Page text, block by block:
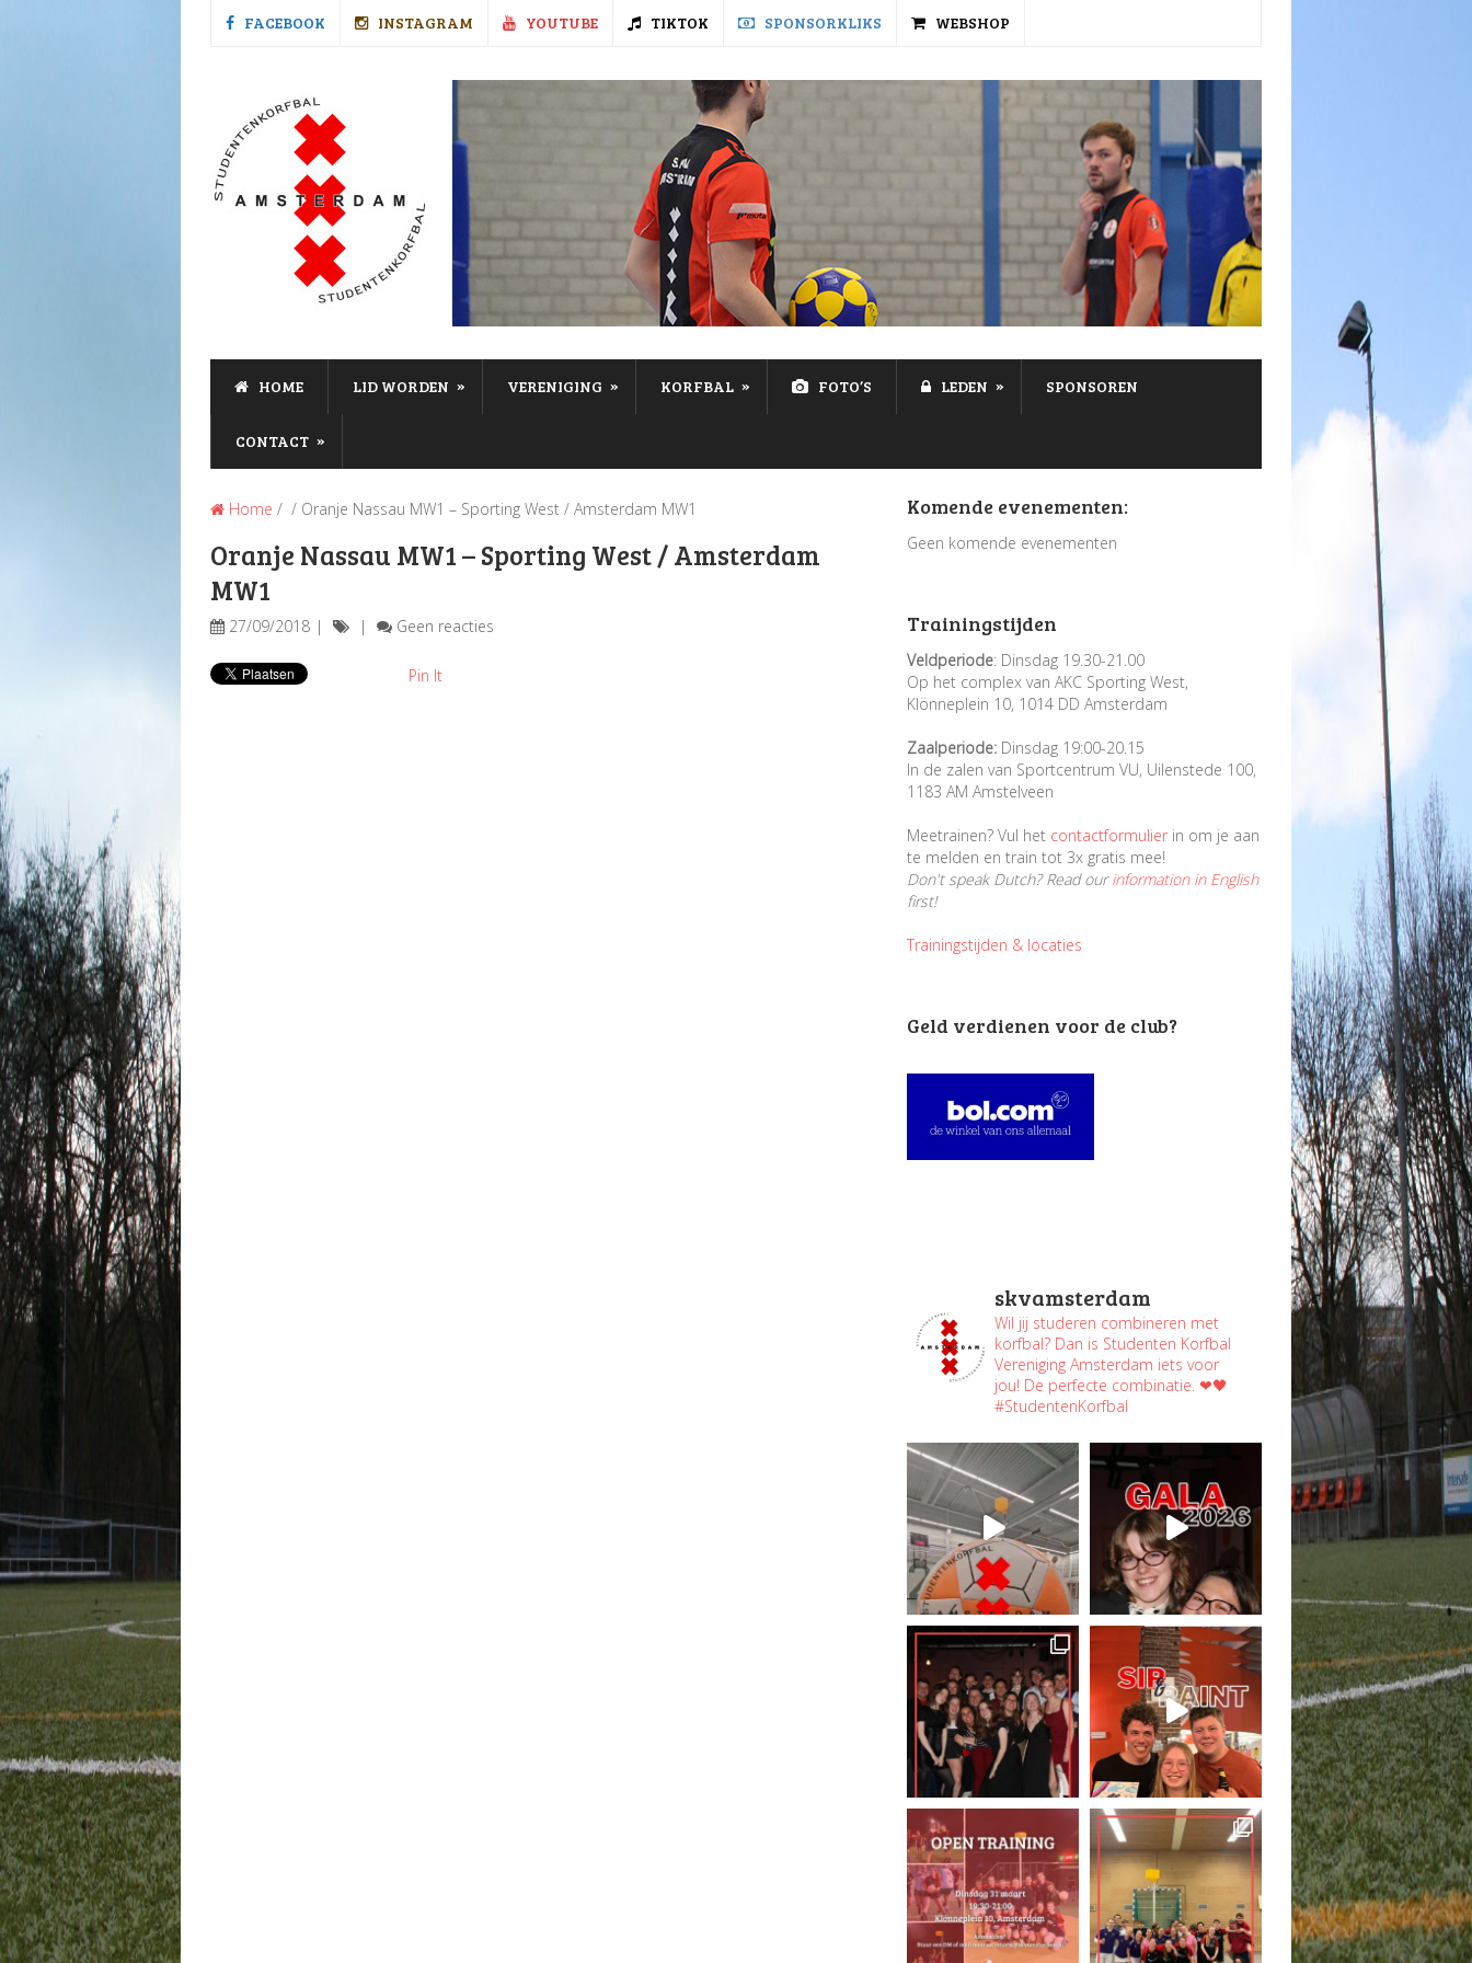
FACEBOOK INSTAGRAM YOUTUBE TIKTOK SPONSORKLIKS WEBSHOP
HOME LID WORDEN » VERENIGING » KORFBAL » FOTO’S LEDEN » SPONSOREN
CONTACT »
Home / / Oranje Nassau MW1 – Sporting West / Amsterdam MW1
Oranje Nassau MW1 – Sporting West / Amsterdam
MW1
27/09/2018 Geen reacties
Pin It
Komende evenementen:
Geen komende evenementen
Trainingstijden
Veldperiode: Dinsdag 19.30-21.00
Op het complex van AKC Sporting West,
Klönneplein 10, 1014 DD Amsterdam
Zaalperiode: Dinsdag 19:00-20.15
In de zalen van Sportcentrum VU, Uilenstede 100,
1183 AM Amstelveen
Meetrainen? Vul het contactformulier in om je aan
te melden en train tot 3x gratis mee!
Don't speak Dutch? Read ourinformation in English
first!
Trainingstijden & locaties
Geld verdienen voor de club?
skvamsterdam
Wil jij studeren combineren met
korfbal? Dan is Studenten Korfbal
Vereniging Amsterdam iets voor
jou! De perfecte combinatie. ❤🖤
#StudentenKorfbal